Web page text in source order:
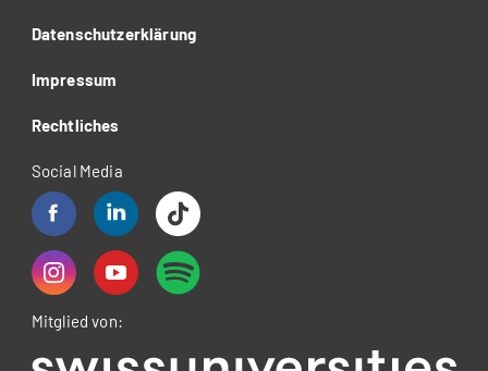
Datenschutzerklärung
Impressum
Rechtliches
Social Media
Mitglied von: